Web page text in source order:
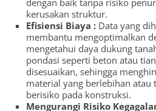
kerusakan struktur.
Efisiensi Biaya : Data yang
membantu mengoptimalkan
mengetahui daya dukung
pondasi seperti beton atau
disesuaikan, sehingga
material yang berlebihan atau
berisiko pada konstruksi.
Mengurangi Risiko